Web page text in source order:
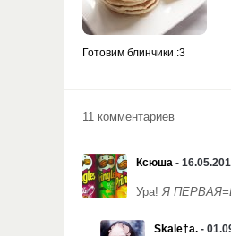
Готовим блинчики :3
11 комментариев
Ксюша -
Ура!Я
Skale†a. -